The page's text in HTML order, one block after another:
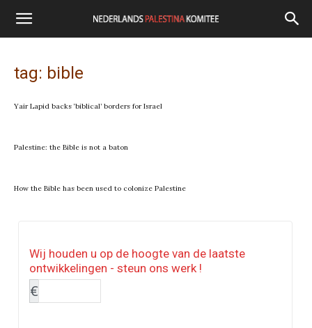
tag: bible
Yair Lapid backs ‘biblical’ borders for Israel
Palestine: the Bible is not a baton
How the Bible has been used to colonize Palestine
Wij houden u op de hoogte van de laatste
ontwikkelingen - steun ons werk !
€